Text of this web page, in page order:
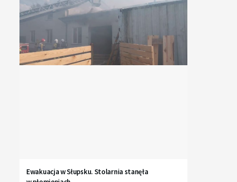
Ewakuacja w Słupsku. Stolarnia stanęła